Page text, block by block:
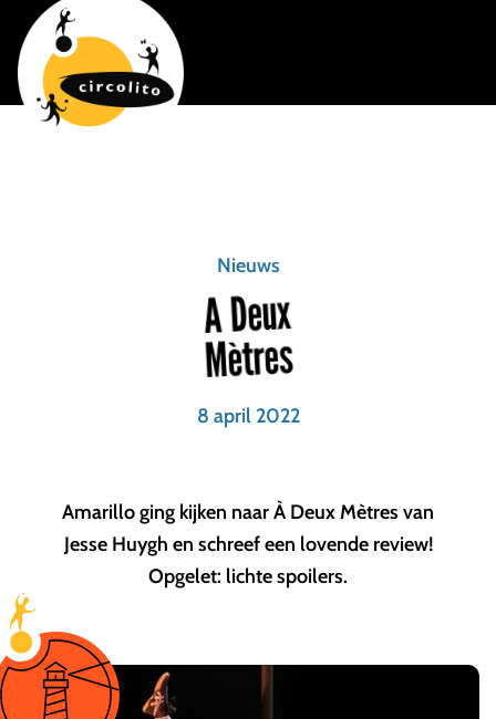
Nieuws
A Deux
Mètres
8 april 2022
Amarillo ging kijken naar À Deux Mètres van
Jesse Huygh en schreef een lovende review!
Opgelet: lichte spoilers.